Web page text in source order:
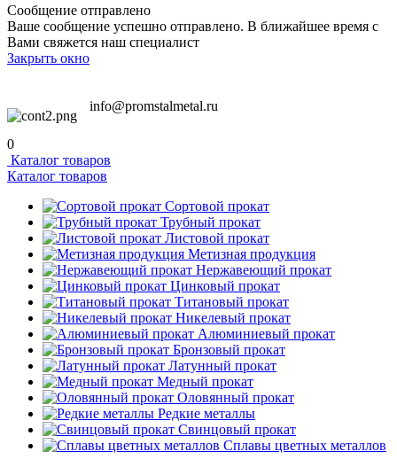
Сообщение отправлено
Ваше сообщение успешно отправлено. В ближайшее время с
Вами свяжется наш специалист
Закрыть окно
info@promstalmetal.ru
0
Каталог товаров
Каталог товаров
Сортовой прокат
Трубный прокат
Листовой прокат
Метизная продукция
Нержавеющий прокат
Цинковый прокат
Титановый прокат
Никелевый прокат
Алюминиевый прокат
Бронзовый прокат
Латунный прокат
Медный прокат
Оловянный прокат
Редкие металлы
Свинцовый прокат
Сплавы цветных металлов